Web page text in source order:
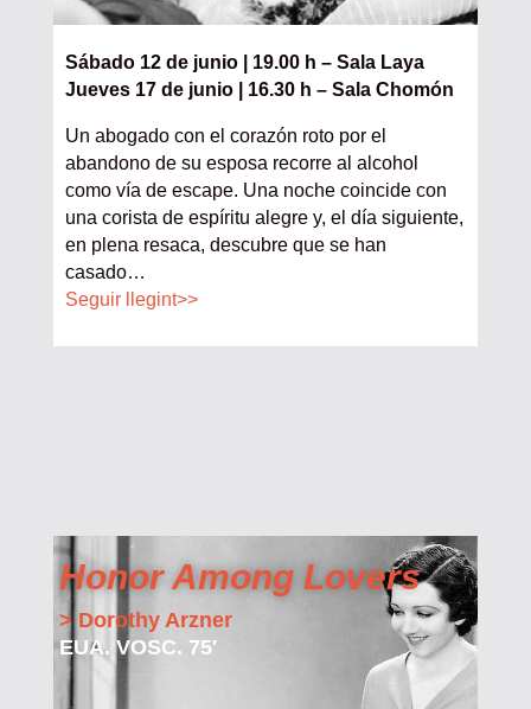
Sábado 12 de junio | 19.00 h – Sala Laya
Jueves 17 de junio | 16.30 h – Sala Chomón
Un abogado con el corazón roto por el
abandono de su esposa recorre al alcohol
como vía de escape. Una noche coincide con
una corista de espíritu alegre y, el día siguiente,
en plena resaca, descubre que se han
casado…
Seguir llegint>>
Honor Among Lovers
> Dorothy Arzner
EUA. VOSC. 75′